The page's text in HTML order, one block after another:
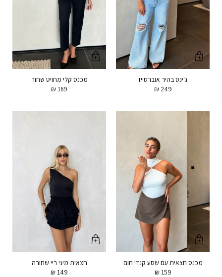
ג'ינס בהיר אוברסייז
₪249
מכנס קלי מחויט שחור
₪ 169
מכנס חצאית עם שסע קנדי חום
₪159
חצאית מיני ריי שחורה
₪ 149